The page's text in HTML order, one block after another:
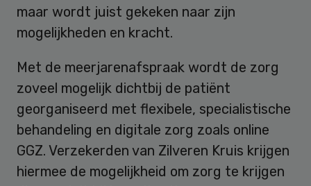
maar wordt juist gekeken naar zijn
mogelijkheden en kracht.
Met de meerjarenafspraak wordt de zorg
zoveel mogelijk dichtbij de patiënt
georganiseerd met flexibele, specialistische
behandeling en digitale zorg zoals online
GGZ. Verzekerden van Zilveren Kruis krijgen
hiermee de mogelijkheid om zorg te krijgen